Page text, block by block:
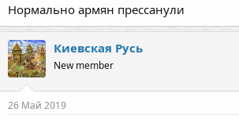
Нормально армян прессанули
Киевская Русь
New member
26 Май 2019